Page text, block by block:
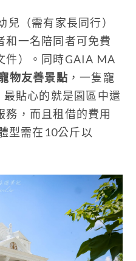
（需有家長同行）
和一名陪同者可免費
件）。同時GAIA MA
物友善景點 ，一隻寵
貼心的就是園區中還
務，而且租借的費用
型需在10公斤以